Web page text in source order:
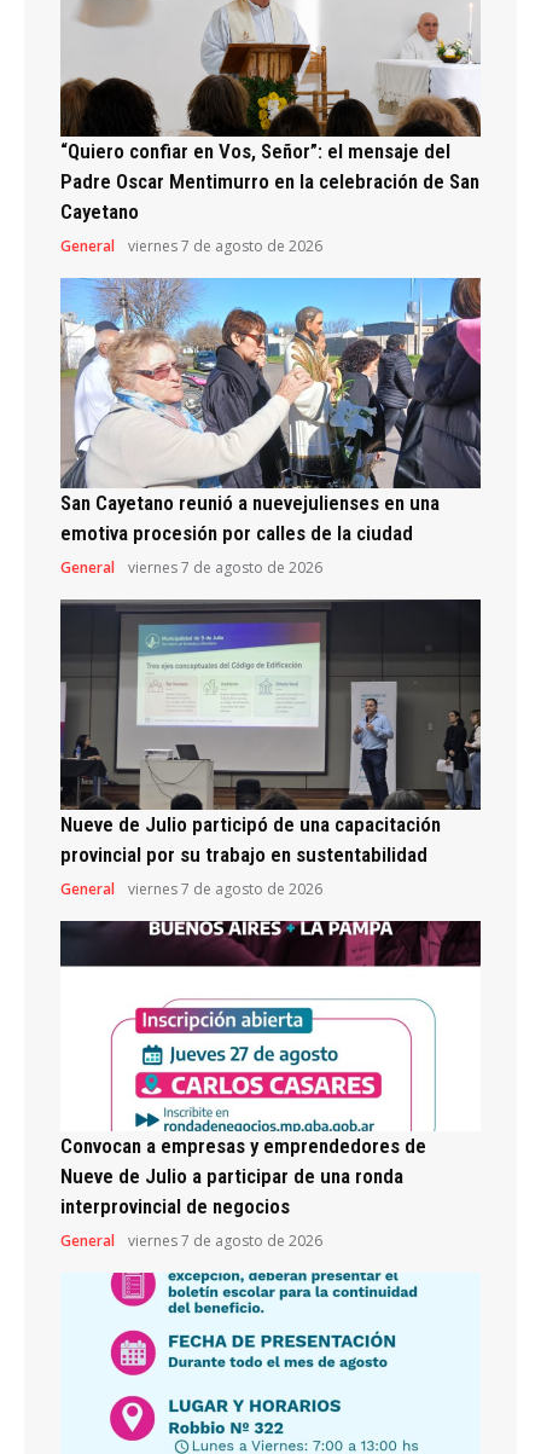
“Quiero confiar en Vos, Señor”: el mensaje del
Padre Oscar Mentimurro en la celebración de San
Cayetano
General viernes 7 de agosto de 2026
San Cayetano reunió a nuevejulienses en una
emotiva procesión por calles de la ciudad
General viernes 7 de agosto de 2026
Nueve de Julio participó de una capacitación
provincial por su trabajo en sustentabilidad
General viernes 7 de agosto de 2026
Convocan a empresas y emprendedores de
Nueve de Julio a participar de una ronda
interprovincial de negocios
General viernes 7 de agosto de 2026